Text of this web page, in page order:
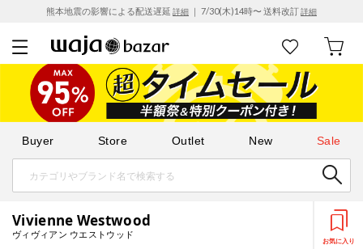
熊本地震の影響による配送遅延 詳細 ｜ 7/30(木)14時〜 送料改訂詳細
Buyer Store Outlet New Sale
Vivienne Westwood
ヴィヴィアン ウエストウッド
お気に入り